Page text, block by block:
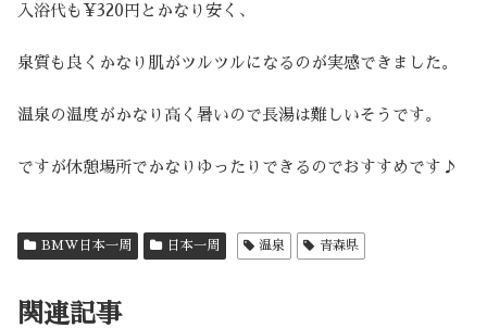
入浴代も¥320円とかなり安く、
泉質も良くかなり肌がツルツルになるのが実感できました。
温泉の温度がかなり高く暑いので長湯は難しいそうです。
ですが休憩場所でかなりゆったりできるのでおすすめです♪
BMW日本一周 日本一周 温泉 青森県
関連記事